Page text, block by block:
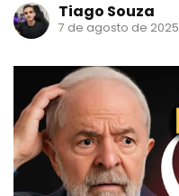
Tiago Souza
7 de agosto de 2025